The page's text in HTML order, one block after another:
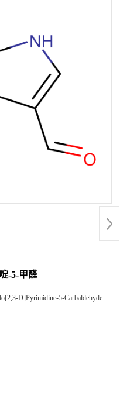
-5-甲醛
D]Pyrimidine-5-Carbaldehyde